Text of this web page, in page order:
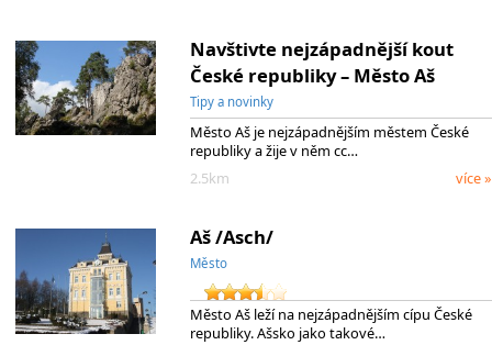
Navštivte nejzápadnější kout
České republiky – Město Aš
Tipy a novinky
Město Aš je nejzápadnějším městem České
republiky a žije v něm cc…
2.5km
více »
Aš /Asch/
Město
Město Aš leží na nejzápadnějším cípu České
republiky. Ašsko jako takové…